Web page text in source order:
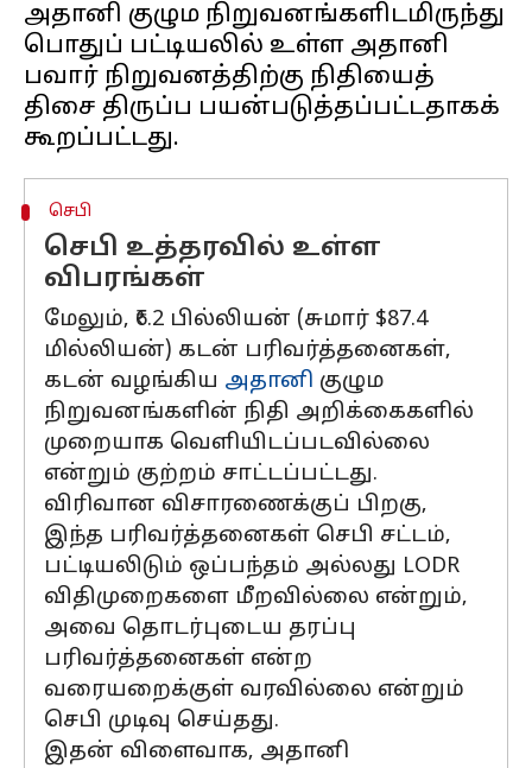
அதானி குழும நிறுவனங்களிடமிருந்து
பொதுப் பட்டியலில் உள்ள அதானி
பவார் நிறுவனத்திற்கு நிதியைத்
திசை திருப்ப பயன்படுத்தப்பட்டதாகக்
செபி
செபி உத்தரவில் உள்ள
விபரங்கள்
மேலும், ₹6.2 பில்லியன் (சுமார் $87.4
மில்லியன்) கடன் பரிவர்த்தனைகள்,
கடன் வழங்கிய அதானி குழும
நிறுவனங்களின் நிதி அறிக்கைகளில்
முறையாக வெளியிடப்படவில்லை
என்றும் குற்றம் சாட்டப்பட்டது.
விரிவான விசாரணைக்குப் பிறகு,
இந்த பரிவர்த்தனைகள் செபி சட்டம்,
பட்டியலிடும் ஒப்பந்தம் அல்லது LODR
விதிமுறைகளை மீறவில்லை என்றும்,
அவை தொடர்புடைய தரப்பு
பரிவர்த்தனைகள் என்ற
வரையறைக்குள் வரவில்லை என்றும்
செபி முடிவு செய்தது.
இதன் விளைவாக, அதானி